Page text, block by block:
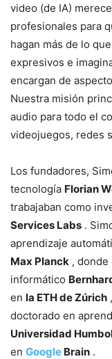
video (de IA)
profesionales para
hagan más de lo
expresivos e
encargan de
Nuestra misión
audio para todo el
videojuegos, redes
Los fundadores,
tecnología Florian
trabajaban como
Services Labs .
aprendizaje
Max Planck , donde
informático
en la ETH de Zúrich
doctorado en
Universidad
en Google Brain .